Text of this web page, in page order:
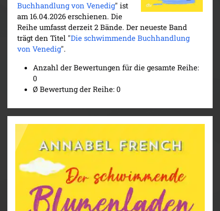
Buchhandlung von Venedig" ist
am 16.04.2026 erschienen. Die
Reihe umfasst derzeit 2 Bände. Der neueste Band
trägt den Titel "Die schwimmende Buchhandlung
von Venedig".
Anzahl der Bewertungen für die gesamte Reihe:
0
Ø Bewertung der Reihe: 0